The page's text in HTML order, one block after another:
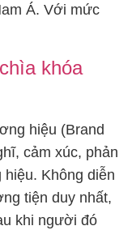
Á. Với mức
khóa
hiệu (Brand
cảm xúc, phản
Không diễn
tiện duy nhất,
khi người đó